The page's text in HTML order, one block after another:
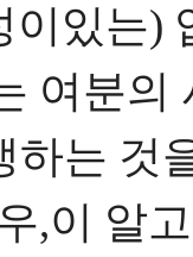
이있는)
여분의
하는 것
,이 알